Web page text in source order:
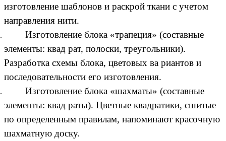
изготовление шаблонов и раскрой ткани с учетом
направления нити.
Изготовление блока «трапеция» (составные
элементы: квад рат, полоски, треугольники).
Разработка схемы блока, цветовых ва риантов и
последовательности его изготовления.
Изготовление блока «шахматы» (составные
элементы: квад раты). Цветные квадратики, сшитые
по определенным правилам, напоминают красочную
шахматную доску.